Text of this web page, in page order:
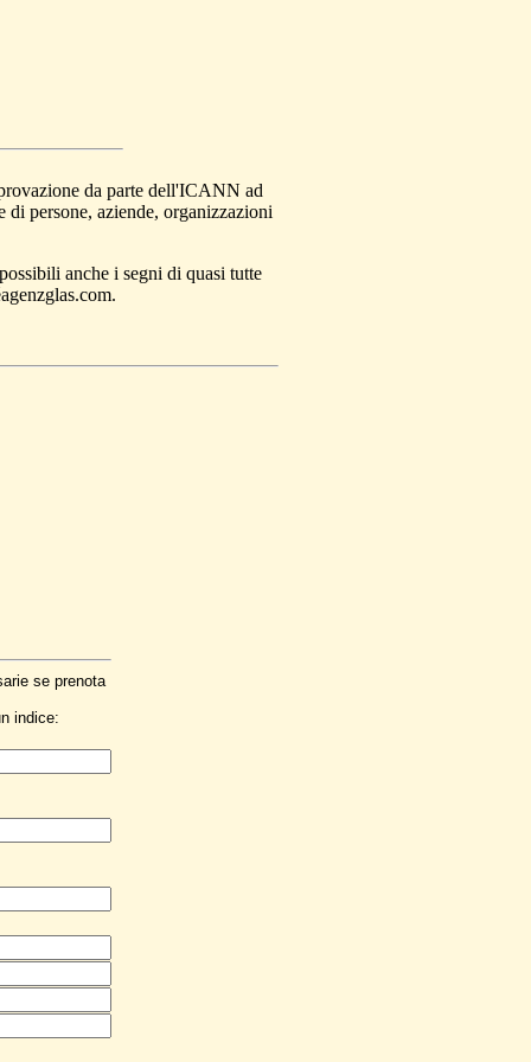
da parte dell'ICANN ad
di persone, aziende, organizzazioni
anche i segni di quasi tutte
se prenota
indice: